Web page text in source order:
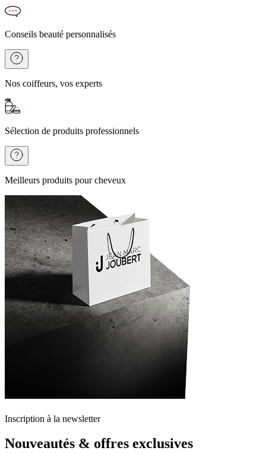
Conseils beauté personnalisés
Nos coiffeurs, vos experts
Sélection de produits professionnels
Meilleurs produits pour cheveux
Inscription à la newsletter
Nouveautés & offres exclusives